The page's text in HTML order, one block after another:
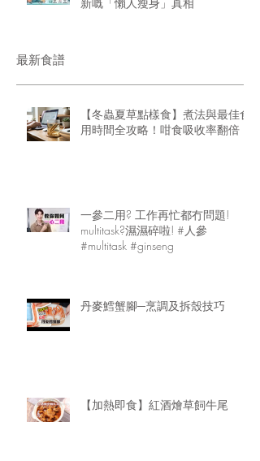
新嘅「懶人瘦身」真相
最新食譜
【冬蟲夏草點樣食】煮法與最佳食
用時間全攻略！咁食吸收率翻倍
一參二用? 工作再忙都冇問題!
multitask?濕濕碎啦! #人參
#multitask #ginseng
丹麥鱈蟹腳─烹調及拆殼技巧
【加熱即食】紅酒燴草飼牛尾